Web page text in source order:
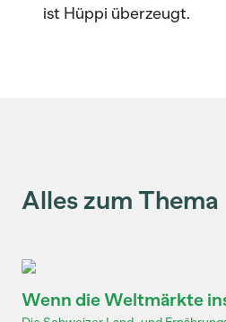
ist Hüppi überzeugt.
Alles zum Thema
Wenn die Weltmärkte